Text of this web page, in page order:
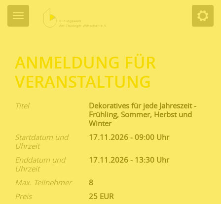
ANMELDUNG FÜR
VERANSTALTUNG
Titel
Dekoratives für jede Jahreszeit -
Frühling, Sommer, Herbst und
Winter
Startdatum und
Uhrzeit
17.11.2026 - 09:00
Enddatum und
Uhrzeit
17.11.2026 - 13:30
Max. Teilnehmer
8
Preis
25 EUR